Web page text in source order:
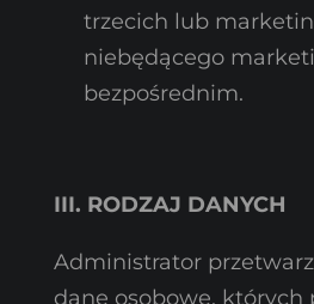
trzecich lub
niebędącego
bezpośrednim.
III. RODZAJ DANYCH
Administrator
dane osobowe, których